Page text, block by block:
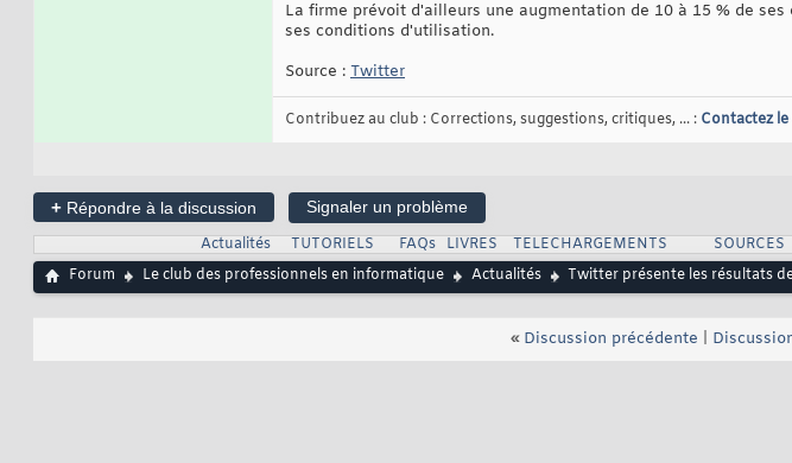
La firme prévoit d'ailleurs une augmentation de 10 à 15 % de
ses conditions d'utilisation.
Source : Twitter
Contribuez au club : Corrections, suggestions, critiques, ... : Contactez
+ Répondre à la discussion
Signaler un problème
Actualités
TUTORIELS FAQs LIVRES TELECHARGEMENTS SOURCES
Forum
Le club des professionnels en informatique Actualités Twitter présente les résultats
« Discussion précédente